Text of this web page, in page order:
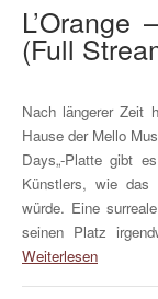
L’Orange
(Full
Nach längerer Zeit
Hause der Mello
Days„-Platte gibt
Künstlers, wie das
würde. Eine
seinen Platz
Weiterlesen